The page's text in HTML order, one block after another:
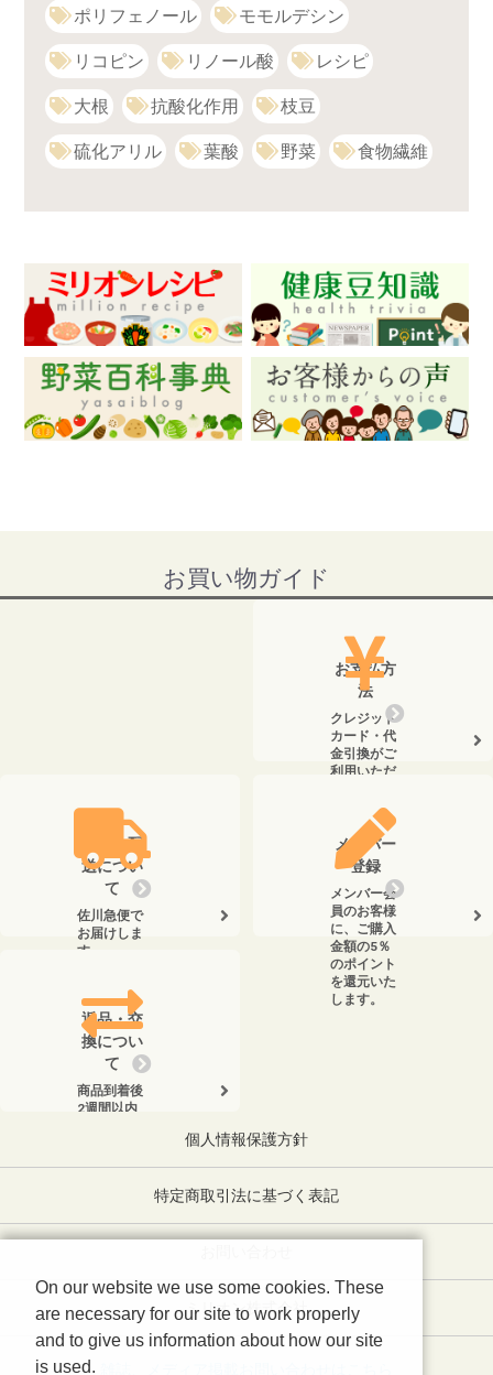
ポリフェノール モモルデシン
リコピン リノール酸 レシピ
大根 抗酸化作用 枝豆
硫化アリル 葉酸 野菜 食物繊維
お買い物ガイド
お支払方
法
クレジット
カード・代
金引換がご
利用いただ
送料・配
送につい
て
佐川急便で
お届けしま
す。
メンバー
登録
メンバー会
員のお客様
に、ご購入
金額の5％
のポイント
を還元いた
します。
返品・交
換につい
て
商品到着後
2週間以内
個人情報保護方針
特定商取引法に基づく表記
ミリオン株式会社
On our website we use some cookies. These
are necessary for our site to work properly
and to give us information about how our site
is used.